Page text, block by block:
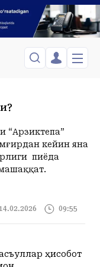
kiritng
yuboramiz
C
08:00
+24C
09:00
+28C
10:00
+30C
“Арзиктепа”
кейин яна
пиёда
09:55
ҳисобот